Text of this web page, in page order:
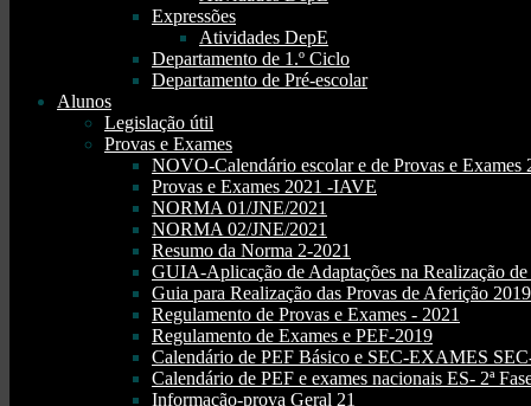
Expressões
Atividades DepE
Departamento de 1.º Ciclo
Departamento de Pré-escolar
Alunos
Legislação útil
Provas e Exames
NOVO-Calendário escolar e de Provas e Exames
Provas e Exames 2021 -IAVE
NORMA 01/JNE/2021
NORMA 02/JNE/2021
Resumo da Norma 2-2021
GUIA-Aplicação de Adaptações na Realização
Guia para Realização das Provas de Aferição 2019
Regulamento de Provas e Exames - 2021
Regulamento de Exames e PEF-2019
Calendário de PEF Básico e SEC-EXAMES
Calendário de PEF e exames nacionais ES- 2ª
Informação-prova Geral 21